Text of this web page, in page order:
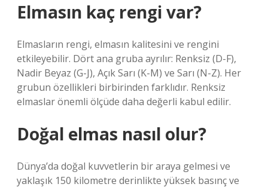
Elmasın kaç rengi var?
Elmasların rengi, elmasın kalitesini ve rengini
etkileyebilir. Dört ana gruba ayrılır: Renksiz (D-F),
Nadir Beyaz (G-J), Açık Sarı (K-M) ve Sarı (N-Z). Her
grubun özellikleri birbirinden farklıdır. Renksiz
elmaslar önemli ölçüde daha değerli kabul edilir.
Doğal elmas nasıl olur?
Dünya’da doğal kuvvetlerin bir araya gelmesi ve
yaklaşık 150 kilometre derinlikte yüksek basınç ve